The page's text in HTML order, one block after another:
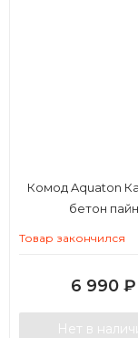
Комод Aquaton
бетон пайн
Товар закончился
6 990 ₽
Нет в